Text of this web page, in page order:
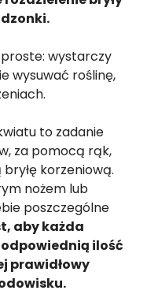
wystarczy
wysuwać roślinę,
to zadanie
za pomocą rąk,
korzeniową.
nożem lub
poszczególne
aby każda
ilość
prawidłowy